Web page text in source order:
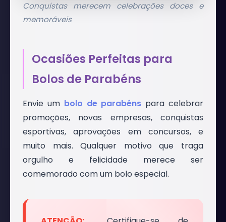
Conquistas merecem celebrações doces e
memoráveis
Ocasiões Perfeitas para
Bolos de Parabéns
Envie um bolo de parabéns para celebrar
promoções, novas empresas, conquistas
esportivas, aprovações em concursos, e
muito mais. Qualquer motivo que traga
orgulho e felicidade merece ser
comemorado com um bolo especial.